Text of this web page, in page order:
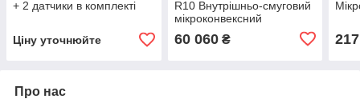
+ 2 датчики в комплекті
Ціну уточнюйте
R10 Внутрішньо-смуговий
мікроконвексний
60 060₴
Про нас